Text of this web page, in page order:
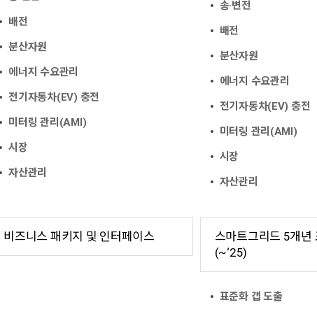
배전
분산자원
에너지 수요관리
전기자동차(EV) 충전
미터링 관리(AMI)
시장
자산관리
송·변전
배전
분산자원
에너지 수요관리
전기자동차(EV) 충전
미터링 관리(AMI)
시장
자산관리
비즈니스 패키지 및 인터페이스
스마트그리드 5개년
(~‘25)
표준화 갭 도출